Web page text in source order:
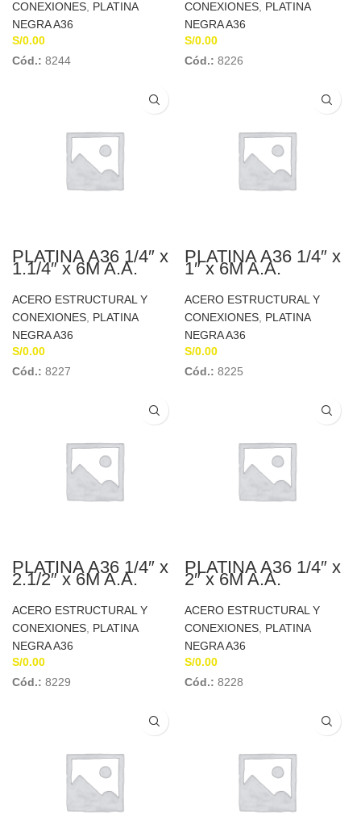
CONEXIONES PLATINA
NEGRA A36
S/0.00
Cód.: 8244
CONEXIONES PLATINA
NEGRA A36
S/0.00
Cód.: 8226
PLATINA A36 1/4″ x
1.1/4″ x 6M A.A.
ACERO ESTRUCTURAL Y
CONEXIONES PLATINA
NEGRA A36
S/0.00
Cód.: 8227
PLATINA A36 1/4″ x
1″ x 6M A.A.
ACERO ESTRUCTURAL Y
CONEXIONES PLATINA
NEGRA A36
S/0.00
Cód.: 8225
PLATINA A36 1/4″ x
2.1/2″ x 6M A.A.
ACERO ESTRUCTURAL Y
CONEXIONES PLATINA
NEGRA A36
S/0.00
Cód.: 8229
PLATINA A36 1/4″ x
2″ x 6M A.A.
ACERO ESTRUCTURAL Y
CONEXIONES PLATINA
NEGRA A36
S/0.00
Cód.: 8228